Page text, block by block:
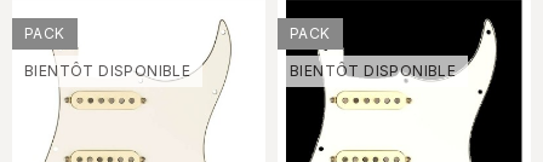
PACK
BIENTÔT DISPONIBLE
PACK
BIENTÔT DISPONIBLE